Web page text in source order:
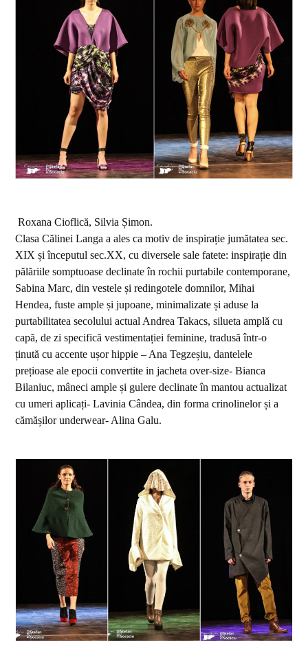
Roxana Cioflică, Silvia Șimon.
Clasa Călinei Langa a ales ca motiv de inspirație jumătatea sec.
XIX și începutul sec.XX, cu diversele sale fatete: inspirație din
pălăriile somptuoase declinate în rochii purtabile contemporane,
Sabina Marc, din vestele și redingotele domnilor, Mihai
Hendea, fuste ample și jupoane, minimalizate și aduse la
purtabilitatea secolului actual Andrea Takacs, silueta amplă cu
capă, de zi specifică vestimentației feminine, tradusă într-o
ținută cu accente ușor hippie – Ana Tegzeșiu, dantelele
prețioase ale epocii convertite in jacheta over-size- Bianca
Bilaniuc, mâneci ample și gulere declinate în mantou actualizat
cu umeri aplicați- Lavinia Cândea, din forma crinolinelor și a
cămășilor underwear- Alina Galu.